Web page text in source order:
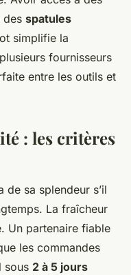
des spatules
simplifie la
fournisseurs
entre les outils et
: les critères
de sa splendeur s’il
La fraîcheur
Un partenaire fiable
les commandes
sous 2 à 5 jours